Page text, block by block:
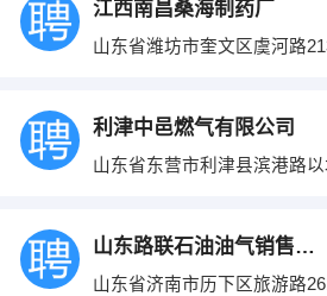
江西南昌桑海制药厂
山东省潍坊市奎文区虞河路
利津中邑燃气有限公司
山东省东营市利津县滨港路
山东路联石油油气销售有限公司
山东省济南市历下区旅游路